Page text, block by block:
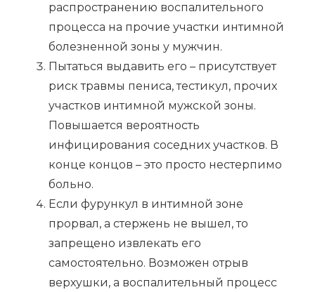
распространению воспалительного
процесса на прочие участки интимной
болезненной зоны у мужчин.
Пытаться выдавить его – присутствует
риск травмы пениса, тестикул, прочих
участков интимной мужской зоны.
Повышается вероятность
инфицирования соседних участков. В
конце концов – это просто нестерпимо
больно.
Если фурункул в интимной зоне
прорвал, а стержень не вышел, то
запрещено извлекать его
самостоятельно. Возможен отрыв
верхушки, а воспалительный процесс